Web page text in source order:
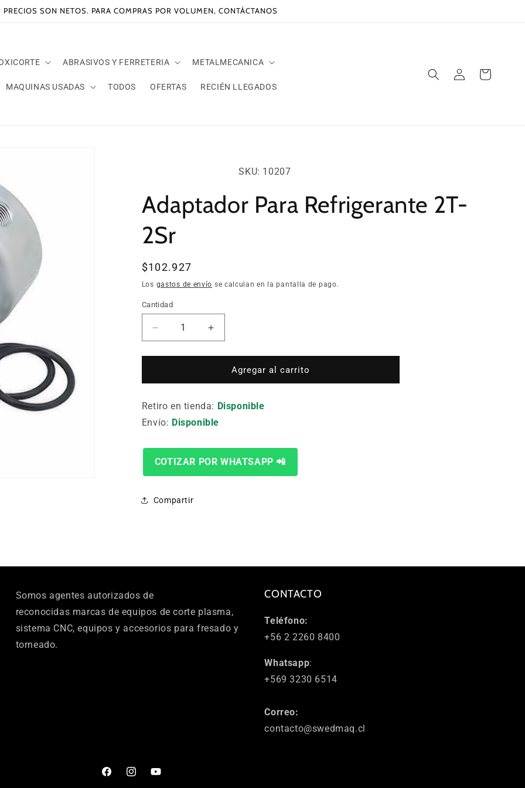
PRECIOS SON NETOS. PARA COMPRAS POR VOLUMEN, CONTÁCTANOS
ABRASIVOS Y FERRETERIA METALMECANICA
MAQUINAS USADAS TODOS OFERTAS RECIÉN LLEGADOS
sesión
Carrito
SKU: 10207
Adaptador Para Refrigerante 2T-
2Sr
Precio
habitual
$102.927
Los gastos de envío se calculan en la pantalla de pago.
Cantidad
Cantidad
Reducir
cantidad
para
Para
2T-
2Sr
Aumentar
cantidad
para
Adaptador
Para
2T-
2Sr
Agregar al carrito
Retiro en tienda: Disponible
Envío: Disponible
COTIZAR POR WHATSAPP 📲
Compartir
Somos agentes autorizados de
reconocidas marcas de equipos de corte plasma,
sistema CNC, equipos y accesorios para fresado y
torneado.
CONTACTO
Teléfono:
+56 2 2260 8400
Whatsapp:
+569 3230 6514
Correo:
contacto@swedmaq.cl
FacebookInstagramYouTube